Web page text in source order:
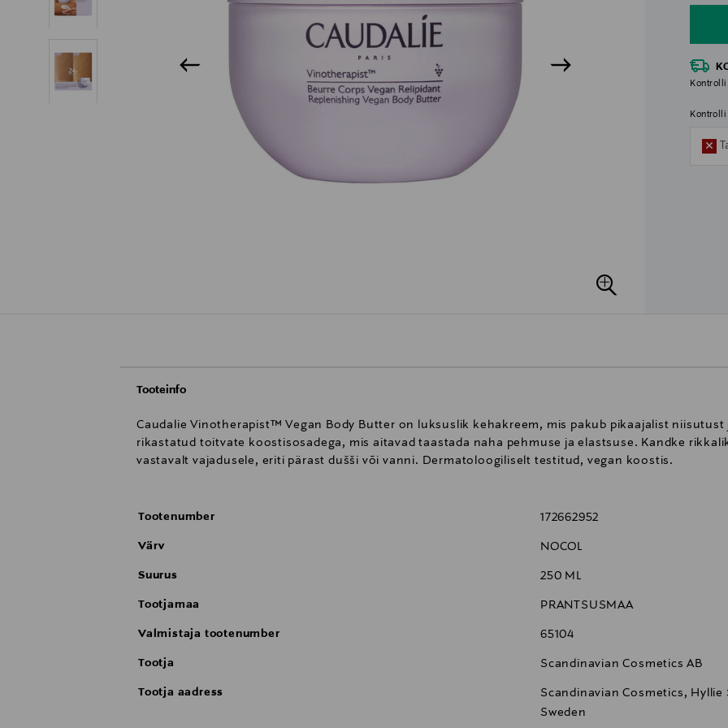
Kontrolli
Tooteinfo
Caudalie Vinotherapist™ Vegan Body Butter on luksuslik kehakreem, mis pakub pikaajalist niisutust
rikastatud toitvate koostisosadega, mis aitavad taastada naha pehmuse ja elastsuse. Kandke
vastavalt vajadusele, eriti pärast dušši või vanni. Dermatoloogiliselt testitud, vegan koostis.
Tootenumber 172662952
Värv NOCOL
Suurus 250 ML
Tootjamaa PRANTSUSMAA
Valmistaja tootenumber 65104
Tootja Scandinavian Cosmetics AB
Tootja aadress
Scandinavian Cosmetics, Hyllie
Sweden